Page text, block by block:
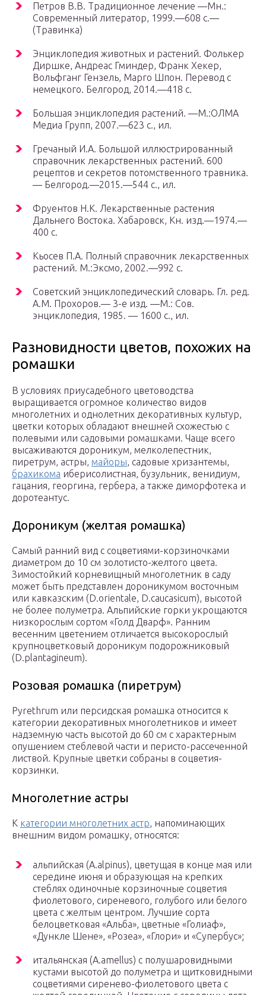
Петров В.В. Традиционное лечение —Мн.:
Современный литератор, 1999.—608 с.—
(Травинка)
Энциклопедия животных и растений. Фолькер
Диршке, Андреас Гминдер, Франк Хекер,
Вольфганг Гензель, Марго Шпон. Перевод с
немецкого. Белгород, 2014.—418 с.
Большая энциклопедия растений. —М.:ОЛМА
Медиа Групп, 2007.—623 с., ил.
Гречаный И.А. Большой иллюстрированный
справочник лекарственных растений. 600
рецептов и секретов потомственного травника.
— Белгород.—2015.—544 с., ил.
Фруентов Н.К. Лекарственные растения
Дальнего Востока. Хабаровск, Кн. изд.—1974.—
400 с.
Кьосев П.А. Полный справочник лекарственных
растений. М.:Эксмо, 2002.—992 с.
Советский энциклопедический словарь. Гл. ред.
А.М. Прохоров.— 3-е изд. —М.: Сов.
энциклопедия, 1985. — 1600 с., ил.
Разновидности цветов, похожих на
poмaшки
В условиях приусадебного цветоводства
выращивается огромное количество видов
многолетних и однолетних декоративных культур,
цветки которых обладают внешней схожестью с
полевыми или садовыми ромашками. Чаще всего
высаживаются дороникум, мелколепестник,
пиретрум, астры, майоры, садовые хризантемы,
брахикома иберисолистная, бузульник, венидиум,
гацания, георгина, гербера, а также диморфотека и
доротеантус.
Дороникум (желтая ромашка)
Самый ранний вид с соцветиями-корзиночками
диаметром до 10 см золотисто-желтого цвета.
Зимостойкий корневищный многолетник в саду
может быть представлен дороникумом восточным
или кавказским (D.orientale, D.caucasicum), высотой
не более полуметра. Альпийские горки укрощаются
низкорослым сортом «Голд Дварф». Ранним
весенним цветением отличается высокорослый
крупноцветковый дороникум подорожниковый
(D.plantagineum).
Розовая ромашка (пиретрум)
Рyrеthrum или персидская ромашка относится к
категории декоративных многолетников и имеет
надземную часть высотой до 60 см с характерным
опушением стеблевой части и перисто-рассеченной
листвой. Крупные цветки собраны в соцветия-
корзинки.
Многолетние астры
К категории многолетних астр, напоминающих
внешним видом poмaшку, относятся:
альпийская (A.alpinus), цветущая в конце мая или
середине июня и образующая на крепких
стеблях одиночные корзиночные соцветия
фиолетового, сиреневого, голубого или белого
цвета с желтым центром. Лучшие сорта
белоцветковая «Альба», цветные «Голиаф»,
«Дункле Шене», «Розеа», «Глори» и «Супербус»;
итальянская (A.amellus) с полушаровидными
кустами высотой до полуметра и щитковидными
соцветиями сиренево-фиолетового цвета с